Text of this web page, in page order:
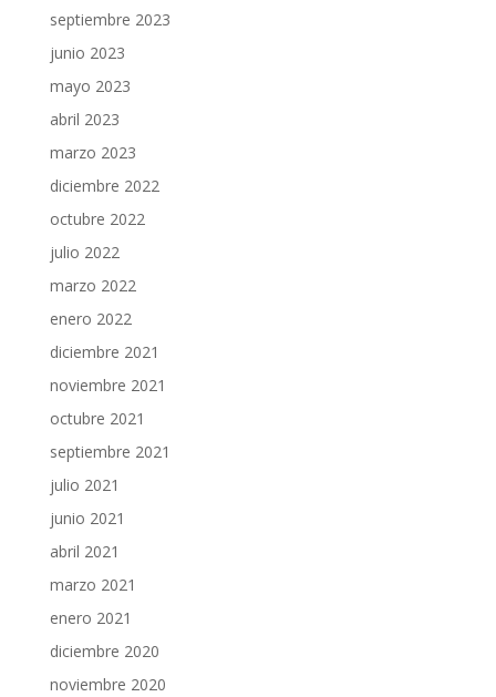
septiembre 2023
junio 2023
mayo 2023
abril 2023
marzo 2023
diciembre 2022
octubre 2022
julio 2022
marzo 2022
enero 2022
diciembre 2021
noviembre 2021
octubre 2021
septiembre 2021
julio 2021
junio 2021
abril 2021
marzo 2021
enero 2021
diciembre 2020
noviembre 2020